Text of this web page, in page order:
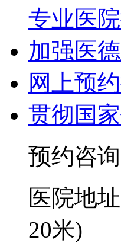
专业医
加强医
网上预
贯彻国
预约咨询
医院地
20米)